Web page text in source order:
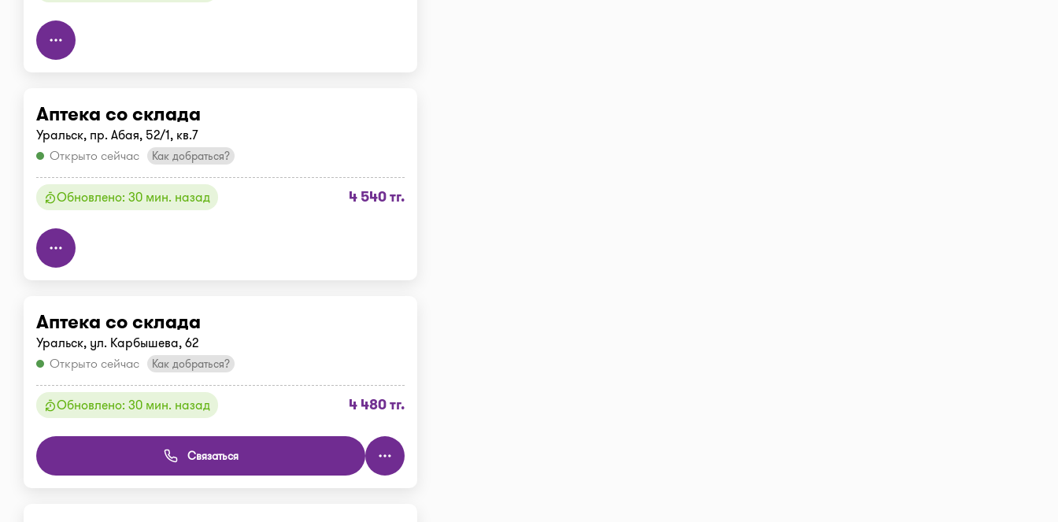
Аптека со склада
Уральск, пр. Абая, 52/1, кв.7
Открыто сейчас
Как добраться?
Обновлено: 30 мин. назад 4 540 тг.
Аптека со склада
Уральск, ул. Карбышева, 62
Открыто сейчас
Как добраться?
Обновлено: 30 мин. назад 4 480 тг.
Связаться